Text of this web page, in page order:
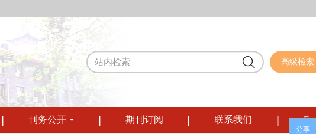
高级检索
刊务公开 期刊订阅 联系我们
分享